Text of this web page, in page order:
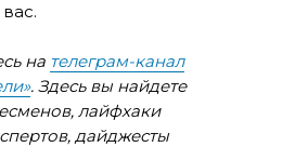
на телеграм-канал
. Здесь вы найдете
лайфхаки
дайджесты